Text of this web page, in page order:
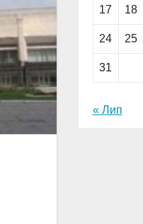
17 18
24 25
31
« Лип